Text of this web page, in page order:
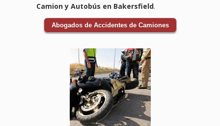
Camion y Autobús en Bakersfield.
Abogados de Accidentes de Camiones